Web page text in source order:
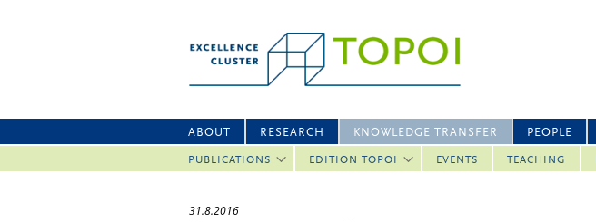
ABOUT RESEARCH KNOWLEDGE TRANSFER
PUBLICATIONS EDITION TOPOI EVENTS TEACHING
PEOPLE
31.8.2016